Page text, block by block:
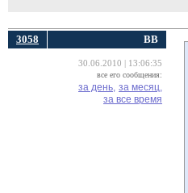
3058 ВВ
30.06.2010 | 13:06:35
все его сообщения:
за день, за месяц,
за все время